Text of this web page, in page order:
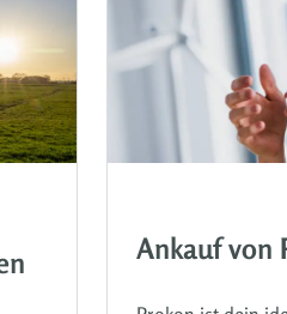
Ankauf von